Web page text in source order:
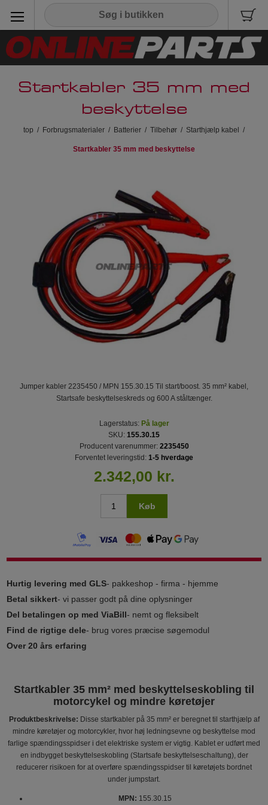
Startkabler 35 mm med
beskyttelse
top / Forbrugsmaterialer / Batterier / Tilbehør / Starthjælp kabel /
Startkabler 35 mm med beskyttelse
Jumper kabler 2235450 / MPN 155.30.15 Til start/boost. 35 mm² kabel,
Startsafe beskyttelseskreds og 600 A ståltænger.
Lagerstatus: På lager
SKU: 155.30.15
Producent varenummer: 2235450
Forventet leveringstid: 1-5 hverdage
2.342,00 kr.
Køb
Hurtig levering med GLS- pakkeshop - firma - hjemme
Betal sikkert- vi passer godt på dine oplysninger
Del betalingen op med ViaBill- nemt og fleksibelt
Find de rigtige dele- brug vores præcise søgemodul
Over 20 års erfaring
Startkabler 35 mm² med beskyttelseskobling til
motorcykel og mindre køretøjer
Produktbeskrivelse: Disse startkabler på 35 mm² er beregnet til starthjælp af
mindre køretøjer og motorcykler, hvor høj ledningsevne og beskyttelse mod
farlige spændingsspidser i det elektriske system er vigtig. Kablet er udført med
en indbygget beskyttelseskobling (Startsafe beskyttelseschaltung), der
reducerer risikoen for at overføre spændingsspidser til køretøjets bordnet
under jumpstart.
MPN: 155.30.15